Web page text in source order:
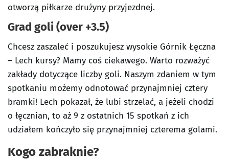
otworzą piłkarze drużyny przyjezdnej.
Grad goli (over +3.5)
Chcesz zaszaleć i poszukujesz wysokie Górnik Łęczna
– Lech kursy? Mamy coś ciekawego. Warto rozważyć
zakłady dotyczące liczby goli. Naszym zdaniem w tym
spotkaniu możemy odnotować przynajmniej cztery
bramki! Lech pokazał, że lubi strzelać, a jeżeli chodzi
o łęcznian, to aż 9 z ostatnich 15 spotkań z ich
udziałem kończyło się przynajmniej czterema golami.
Kogo zabraknie?